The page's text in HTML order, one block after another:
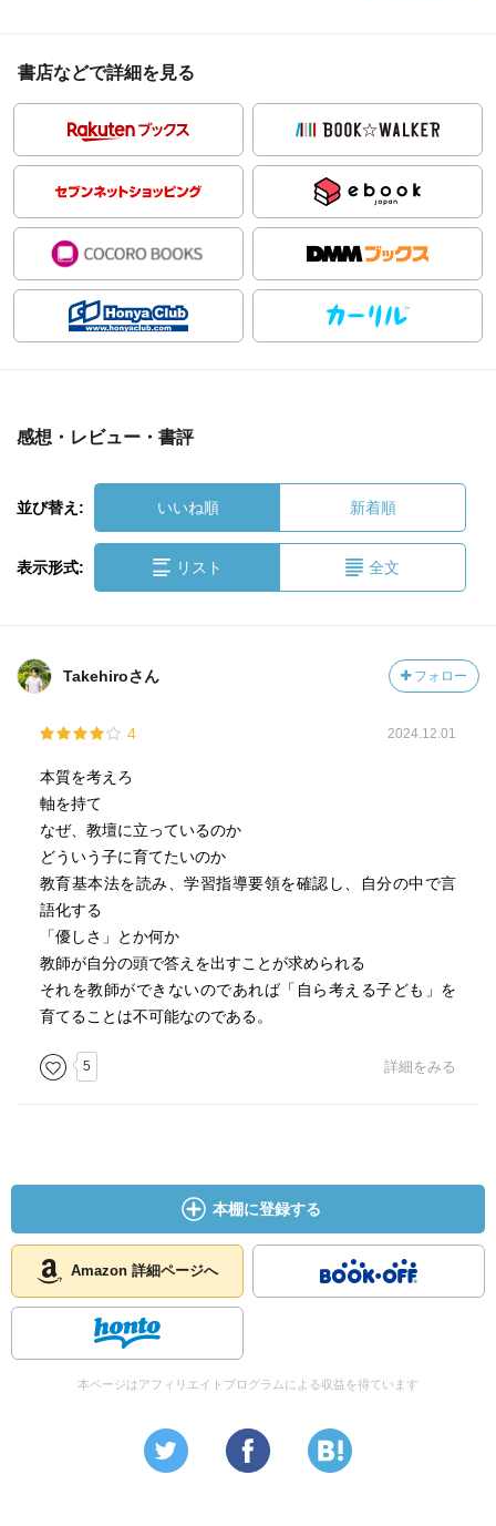
書店などで詳細を見る
感想・レビュー・書評
並び替え: いいね順 新着順
表示形式: リスト 全文
Takehiroさん フォロー
4 2024.12.01
本質を考えろ
軸を持て
なぜ、教壇に立っているのか
どういう子に育てたいのか
教育基本法を読み、学習指導要領を確認し、自分の中で言
語化する
「優しさ」とか何か
教師が自分の頭で答えを出すことが求められる
それを教師ができないのであれば「自ら考える子ども」を
育てることは不可能なのである。
5 詳細をみる
本棚に登録する
Amazon 詳細ページへ
本ページはアフィリエイトプログラムによる収益を得ています